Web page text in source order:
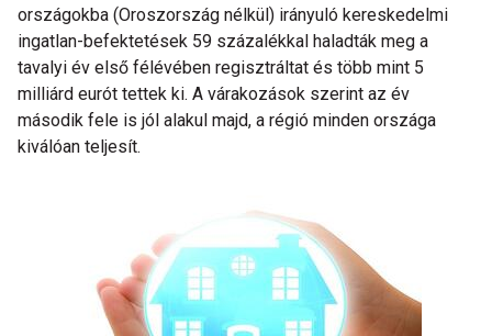
országokba (Oroszország nélkül) irányuló kereskedelmi
ingatlan-befektetések 59 százalékkal haladták meg a
tavalyi év első félévében regisztráltat és több mint 5
milliárd eurót tettek ki. A várakozások szerint az év
második fele is jól alakul majd, a régió minden országa
kiválóan teljesít.